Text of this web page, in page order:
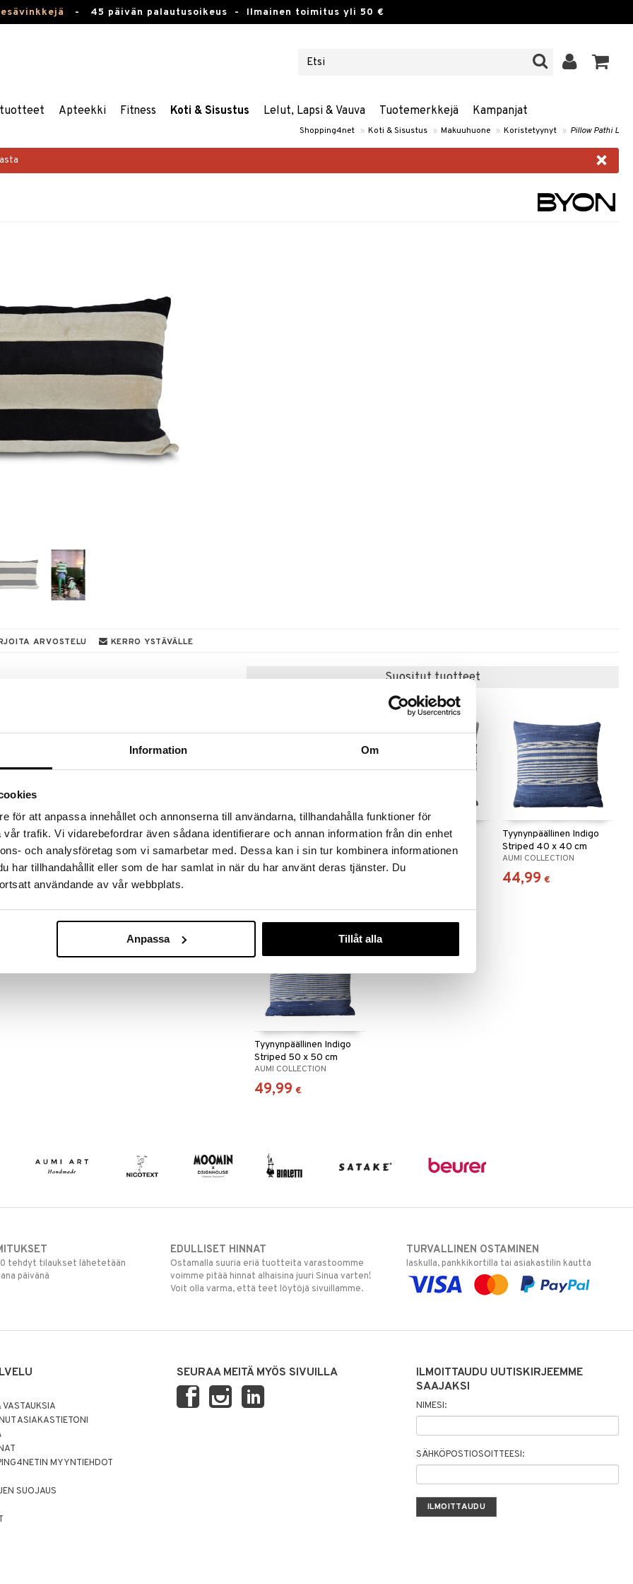
Information Om
för att anpassa innehållet och annonserna till användarna, tillhandahålla funktioner för
trafik. Vi vidarebefordrar även sådana identifierare och annan information från din enhet
och analysföretag som vi samarbetar med. Dessa kan i sin tur kombinera informationen
har tillhandahållit eller som de har samlat in när du har använt deras tjänster. Du
användande av vår webbplats.
Anpassa Tillåt alla
- 45 päivän palautusoikeus - Ilmainen toimitus yli 50 €
Apteekki Fitness Koti & Sisustus Lelut, Lapsi & Vauva Tuotemerkkejä Kampanjat
Shopping4net » Koti & Sisustus » Makuuhuone » Koristetyynyt » Pillow Pathi L
×
ARVOSTELU KERRO YSTÄVÄLLE
sohvaasi heti yhdistelmän asennetta ja ylellisyyttä.
tai nojatuoliin.
Suositut tuotteet
Tyynynpäällinen Denim
Striped 40 x 40 cm
AUMI COLLECTION
Tyynynpäällinen Denim
Striped 50 x 50 cm
AUMI COLLECTION
Tyynynpäällinen Indigo
Striped 40 x 40 cm
AUMI COLLECTION
44,99 €
Tyynynpäällinen Indigo
Striped 50 x 50 cm
AUMI COLLECTION
49,99 €
tehdyt tilaukset lähetetään
päivänä
EDULLISET HINNAT
Ostamalla suuria eriä tuotteita varastoomme
voimme pitää hinnat alhaisina juuri Sinua varten!
Voit olla varma, että teet löytöjä sivuillamme.
TURVALLINEN OSTAMINEN
laskulla, pankkikortilla tai asiakastilin kautta
ASIAKASTIETONI
MYYNTIEHDOT
SUOJAUS
SEURAA MEITÄ MYÖS SIVUILLA
ILMOITTAUDU UUTISKIRJEEMME
SAAJAKSI
NIMESI:
SÄHKÖPOSTIOSOITTEESI: